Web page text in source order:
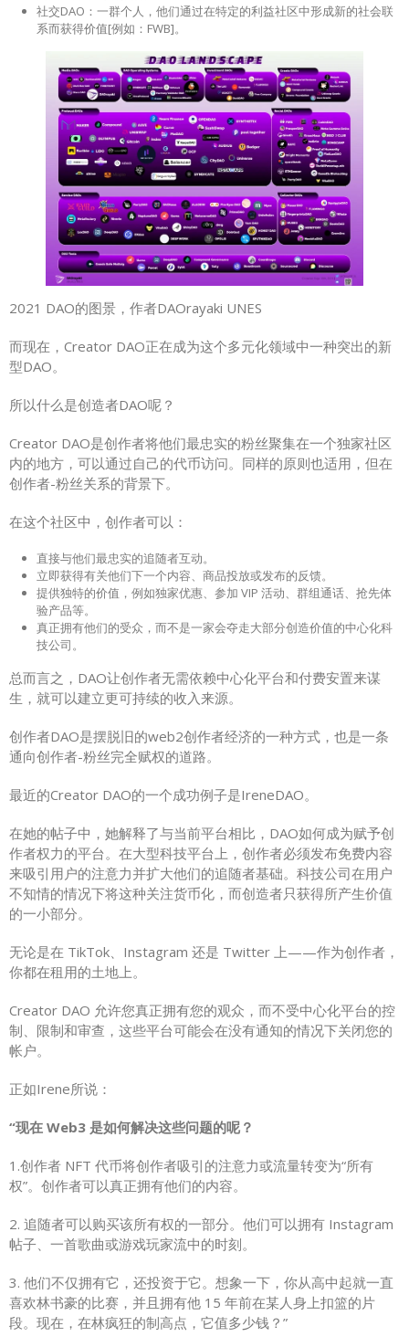
社交DAO：一群个人，他们通过在特定的利益社区中形成新的社会联
系而获得价值[例如：FWB]。
2021 DAO的图景，作者DAOrayaki UNES
而现在，Creator DAO正在成为这个多元化领域中一种突出的新
型DAO。
所以什么是创造者DAO呢？
Creator DAO是创作者将他们最忠实的粉丝聚集在一个独家社区
内的地方，可以通过自己的代币访问。同样的原则也适用，但在
创作者-粉丝关系的背景下。
在这个社区中，创作者可以：
直接与他们最忠实的追随者互动。
立即获得有关他们下一个内容、商品投放或发布的反馈。
提供独特的价值，例如独家优惠、参加 VIP 活动、群组通话、抢先体
验产品等。
真正拥有他们的受众，而不是一家会夺走大部分创造价值的中心化科
技公司。
总而言之，DAO让创作者无需依赖中心化平台和付费安置来谋
生，就可以建立更可持续的收入来源。
创作者DAO是摆脱旧的web2创作者经济的一种方式，也是一条
通向创作者-粉丝完全赋权的道路。
最近的Creator DAO的一个成功例子是IreneDAO。
在她的帖子中，她解释了与当前平台相比，DAO如何成为赋予创
作者权力的平台。在大型科技平台上，创作者必须发布免费内容
来吸引用户的注意力并扩大他们的追随者基础。科技公司在用户
不知情的情况下将这种关注货币化，而创造者只获得所产生价值
的一小部分。
无论是在 TikTok、Instagram 还是 Twitter 上——作为创作者，
你都在租用的土地上。
Creator DAO 允许您真正拥有您的观众，而不受中心化平台的控
制、限制和审查，这些平台可能会在没有通知的情况下关闭您的
帐户。
正如Irene所说：
“现在 Web3 是如何解决这些问题的呢？
1.创作者 NFT 代币将创作者吸引的注意力或流量转变为“所有
权”。创作者可以真正拥有他们的内容。
2. 追随者可以购买该所有权的一部分。他们可以拥有 Instagram
帖子、一首歌曲或游戏玩家流中的时刻。
3. 他们不仅拥有它，还投资于它。想象一下，你从高中起就一直
喜欢林书豪的比赛，并且拥有他 15 年前在某人身上扣篮的片
段。现在，在林疯狂的制高点，它值多少钱？”